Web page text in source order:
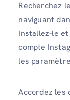
Recherchez
naviguant
Installez-le
compte
les
Accordez les